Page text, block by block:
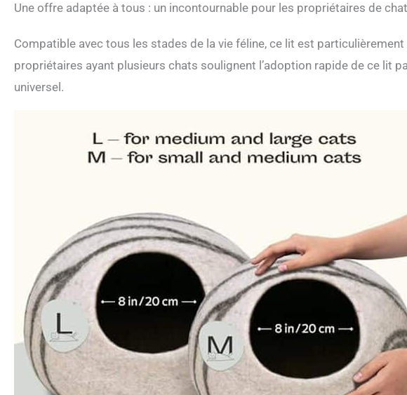
Une offre adaptée à tous : un incontournable pour les propriétaires de
Compatible avec tous les stades de la vie féline, ce lit est
propriétaires ayant plusieurs chats soulignent l’adoption rapide de ce lit
universel.